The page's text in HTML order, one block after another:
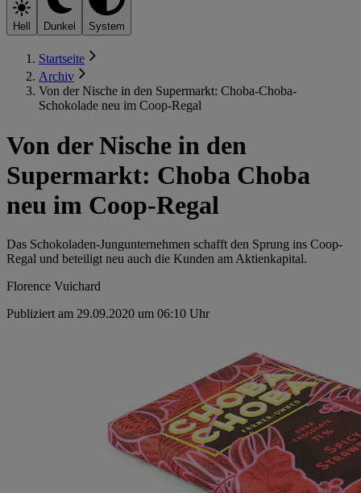
Hell Dunkel System
Startseite
Archiv
Von der Nische in den Supermarkt: Choba-Choba-
Schokolade neu im Coop-Regal
Von der Nische in den
Supermarkt: Choba Choba
neu im Coop-Regal
Das Schokoladen-Jungunternehmen schafft den Sprung ins Coop-
Regal und beteiligt neu auch die Kunden am Aktienkapital.
Florence Vuichard
Publiziert am 29.09.2020 um 06:10 Uhr